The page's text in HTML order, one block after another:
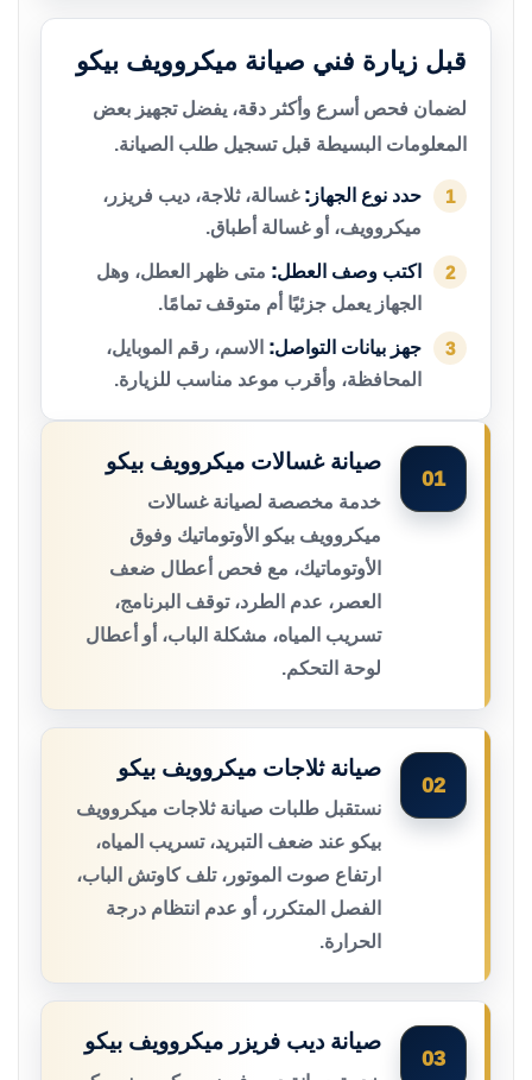
قبل زيارة فني صيانة ميكروويف بيكو
لضمان فحص أسرع وأكثر دقة، يفضل تجهيز بعض
المعلومات البسيطة قبل تسجيل طلب الصيانة.
1 حدد نوع الجهاز: غسالة، ثلاجة، ديب فريزر،
ميكروويف، أو غسالة أطباق.
2 اكتب وصف العطل: متى ظهر العطل، وهل
الجهاز يعمل جزئيًا أم متوقف تمامًا.
3 جهز بيانات التواصل: الاسم، رقم الموبايل،
المحافظة، وأقرب موعد مناسب للزيارة.
01
صيانة غسالات ميكروويف بيكو
خدمة مخصصة لصيانة غسالات
ميكروويف بيكو الأوتوماتيك وفوق
الأوتوماتيك، مع فحص أعطال ضعف
العصر، عدم الطرد، توقف البرنامج،
تسريب المياه، مشكلة الباب، أو أعطال
لوحة التحكم.
02
صيانة ثلاجات ميكروويف بيكو
نستقبل طلبات صيانة ثلاجات ميكروويف
بيكو عند ضعف التبريد، تسريب المياه،
ارتفاع صوت الموتور، تلف كاوتش الباب،
الفصل المتكرر، أو عدم انتظام درجة
الحرارة.
03
صيانة ديب فريزر ميكروويف بيكو